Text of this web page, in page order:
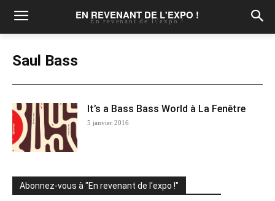
EN REVENANT DE L'EXPO !
En revenant de l\'expo !
Saul Bass
It’s a Bass Bass World à La Fenêtre
5 janvier 2016
Abonnez-vous à "En revenant de l'expo !"